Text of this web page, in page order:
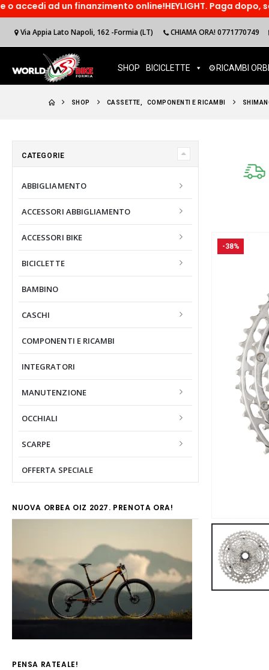
un finanzimento online!HEYLIGHT. Paga dopo,
Via Appia Lato Napoli, 162 -Formia (LT) CHIAMA ORA! 0771770749
SHOP BICICLETTE ⚙️RICAMBI
SHOP CASSETTE COMPONENTI E RICAMBI
-38%
CATEGORIE
ABBIGLIAMENTO
ACCESSORI ABBIGLIAMENTO
ACCESSORI BIKE
BICICLETTE
BAMBINO
CASCHI
COMPONENTI E RICAMBI
INTEGRATORI
MANUTENZIONE
OCCHIALI
SCARPE
OFFERTA SPECIALE
NUOVA ORBEA OIZ 2027. PRENOTA ORA!
PENSA RATEALE!